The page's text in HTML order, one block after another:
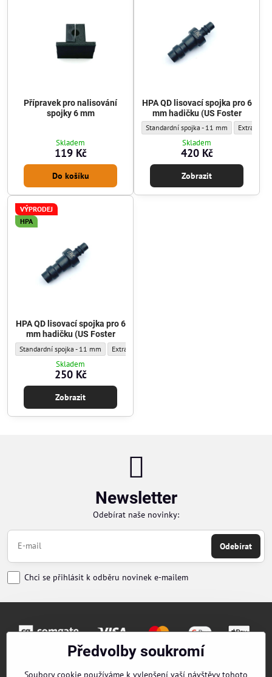
Přípravek pro nalisování
spojky 6 mm
Skladem
119 Kč
Do košíku
HPA QD lisovací spojka pro 6
mm hadičku (US Foster
HPA QD lisovací spojka pro 6 mm
Standardní spojka - 11 mm HPA QD
Extra
Skladem
420 Kč
Zobrazit
VÝPRODEJ
HPA
HPA QD lisovací spojka pro 6
mm hadičku (US Foster
HPA QD lisovací spojka pro 6 mm hadičku (US Foster - Vnější průměr :
Standardní spojka - 11 mm HPA QD lisovací spojka pro 6 mm hadičku (US
Extra úzká spojka - 9,5 mm
Skladem
250 Kč
Zobrazit
Newsletter
Odebírat naše novinky:
Odebírat
Chci se přihlásit k odběru novinek e-mailem
Předvolby soukromí
Soubory cookie používáme k vylepšení vaší návštěvy tohoto